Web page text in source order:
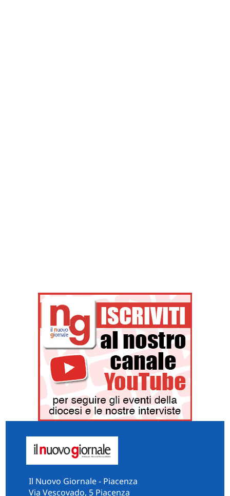
Il Nuovo Giornale - Piacenza
Via Vescovado, 5 Piacenza